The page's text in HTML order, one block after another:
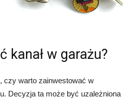
kanał w garażu?
czy warto zainwestować w
Decyzja ta może być uzależniona